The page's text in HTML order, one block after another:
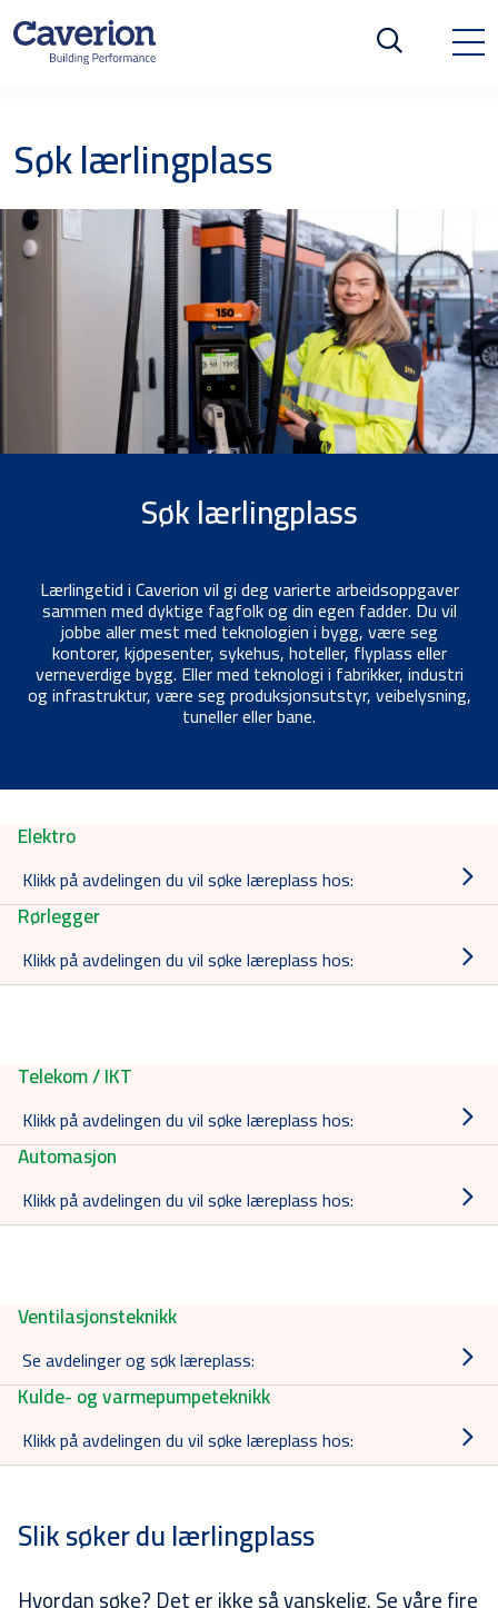
Søk lærlingplass
Søk lærlingplass
Lærlingetid i Caverion vil gi deg varierte arbeidsoppgaver
sammen med dyktige fagfolk og din egen fadder. Du vil
jobbe aller mest med teknologien i bygg, være seg
kontorer, kjøpesenter, sykehus, hoteller, flyplass eller
verneverdige bygg. Eller med teknologi i fabrikker, industri
og infrastruktur, være seg produksjonsutstyr, veibelysning,
tuneller eller bane.
Elektro
Klikk på avdelingen du vil søke læreplass hos:
Rørlegger
Klikk på avdelingen du vil søke læreplass hos:
Telekom / IKT
Klikk på avdelingen du vil søke læreplass hos:
Automasjon
Klikk på avdelingen du vil søke læreplass hos:
Ventilasjonsteknikk
Se avdelinger og søk læreplass:
Kulde- og varmepumpeteknikk
Klikk på avdelingen du vil søke læreplass hos:
Slik søker du lærlingplass